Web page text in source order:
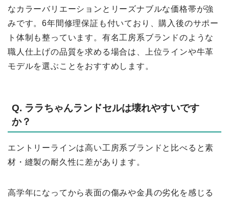
なカラーバリエーションとリーズナブルな価格帯が強
みです。6年間修理保証も付いており、購入後のサポー
ト体制も整っています。有名工房系ブランドのような
職人仕上げの品質を求める場合は、上位ラインや牛革
モデルを選ぶことをおすすめします。
Q. ララちゃんランドセルは壊れやすいです
か？
エントリーラインは高い工房系ブランドと比べると素
材・縫製の耐久性に差があります。
高学年になってから表面の傷みや金具の劣化を感じる